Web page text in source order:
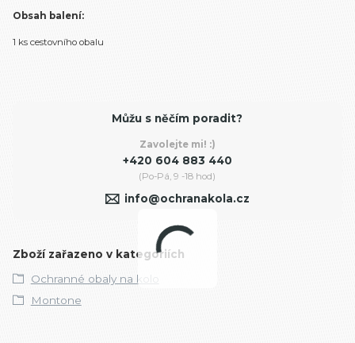
Obsah balení:
1 ks cestovního obalu
Můžu s něčím poradit?
Zavolejte mi! :)
+420 604 883 440
(Po-Pá, 9 -18 hod)
info@ochranakola.cz
Zboží zařazeno v kategoriích
Ochranné obaly na kolo
Montone